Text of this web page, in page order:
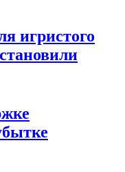
игристого